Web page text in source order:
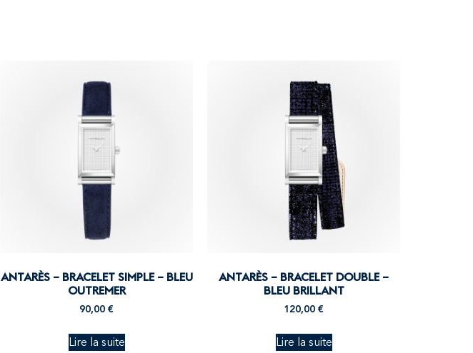
ANTARÈS – BRACELET SIMPLE – BLEU
OUTREMER
90,00 €
Lire la suite
ANTARÈS – BRACELET DOUBLE –
BLEU BRILLANT
120,00 €
Lire la suite